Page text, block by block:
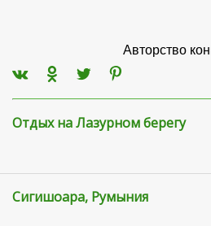
Авторство
Отдых на Лазурном берегу
Сигишоара, Румыния